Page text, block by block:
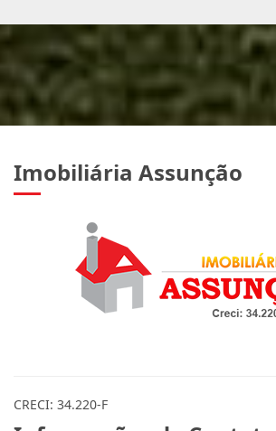
Imobiliária Assunção
CRECI: 34.220-F